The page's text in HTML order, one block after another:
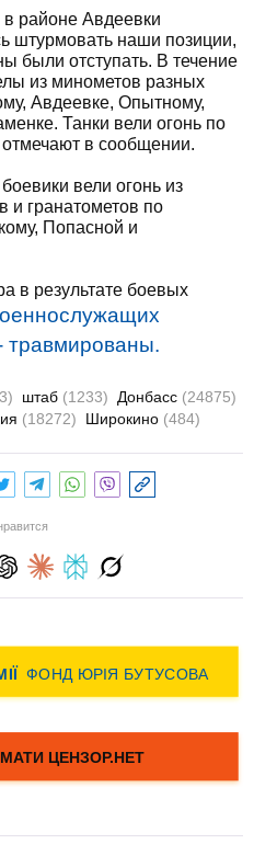
районе Авдеевки
штурмовать наши позиции,
были отступать. В течение
из минометов разных
Авдеевке, Опытному,
Танки вели огонь по
в сообщении.
вели огонь из
и гранатометов по
Попасной и
в результате боевых
травмированы.
штаб (1233) Донбасс (24875)
(18272) Широкино (484)